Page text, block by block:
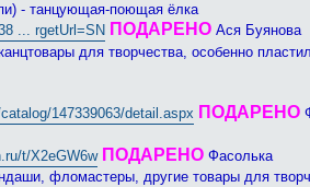
- танцующая-поющая ёлка
... rgetUrl=SN ПОДАРЕНО Ася Буянова
для творчества, особенно
147339063/detail.aspx ПОДАРЕНО
t/X2eGW6w ПОДАРЕНО Фасолька
фломастеры, другие товары для